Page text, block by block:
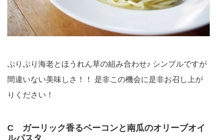
ぷりぷり海老とほうれん草の組み合わせ♪ シンプルですが
間違いない美味しさ！！ 是非この機会に是非お召し上が
りください！
C ガーリック香るベーコンと南瓜のオリーブオイ